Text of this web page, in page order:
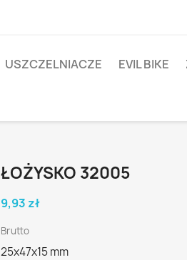
USZCZELNIACZE EVIL BIKE
ŁOŻYSKO 32005
9,93 zł
Brutto
25x47x15 mm